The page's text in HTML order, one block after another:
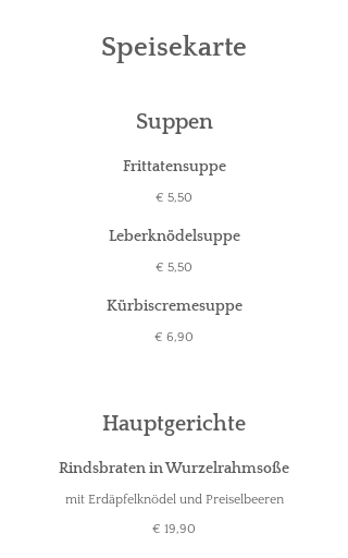
Speisekarte
Suppen
Frittatensuppe
€ 5,50
Leberknödelsuppe
€ 5,50
Kürbiscremesuppe
€ 6,90
Hauptgerichte
Rindsbraten in Wurzelrahmsoße
mit Erdäpfelknödel und Preiselbeeren
€ 19,90